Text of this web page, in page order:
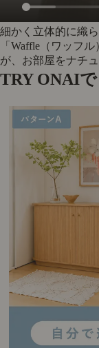
細かく立体的に織
「Waffle（ワッフ
が、お部屋をナチ
TRY ONAI